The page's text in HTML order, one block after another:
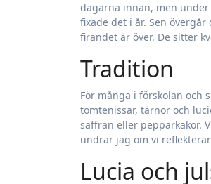
dagarna innan, men
fixade det i år. Sen
firandet är över. De sitter
Tradition
För många i förskolan och
tomtenissar, tärnor och
saffran eller pepparkakor.
undrar jag om vi
Lucia och